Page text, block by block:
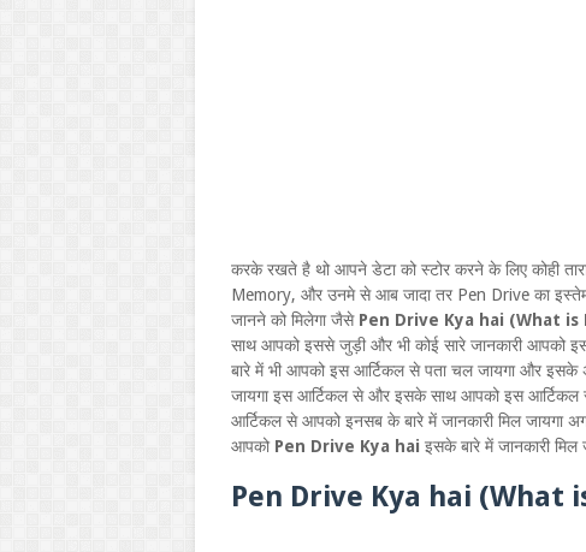
करके रखते है थो आपने डेटा को स्टोर करने के लिए कोही
Memory, और उनमे से आब जादा तर Pen Drive का
जानने को मिलेगा जैसे Pen Drive Kya hai (What is
साथ आपको इससे जुड़ी और भी कोई सारे जानकारी आपको
बारे में भी आपको इस आर्टिकल से पता चल जायगा और इसके
जायगा इस आर्टिकल से और इसके साथ आपको इस आर्टिकल
आर्टिकल से आपको इनसब के बारे में जानकारी मिल जायगा
आपको Pen Drive Kya hai इसके बारे में जानकारी मिल
Pen Drive Kya hai (What